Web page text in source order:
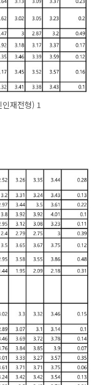
재전형) 1